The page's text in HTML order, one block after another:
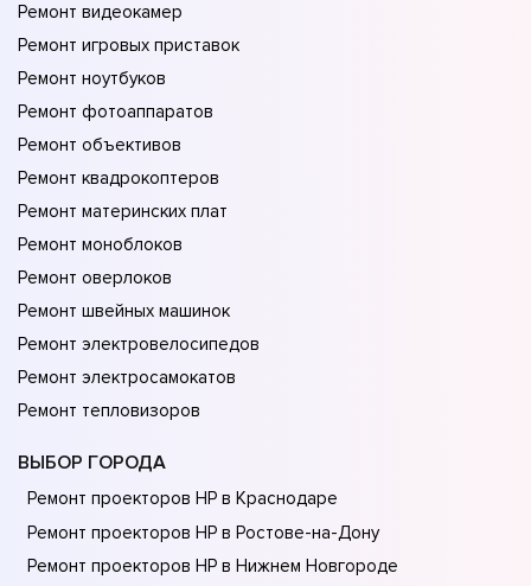
Ремонт видеокамер
Ремонт игровых приставок
Ремонт ноутбуков
Ремонт фотоаппаратов
Ремонт объективов
Ремонт квадрокоптеров
Ремонт материнских плат
Ремонт моноблоков
Ремонт оверлоков
Ремонт швейных машинок
Ремонт электровелосипедов
Ремонт электросамокатов
Ремонт тепловизоров
ВЫБОР ГОРОДА
Ремонт проекторов HP в Краснодаре
Ремонт проекторов HP в Ростове-на-Донy
Ремонт проекторов HP в Нижнем Новгороде